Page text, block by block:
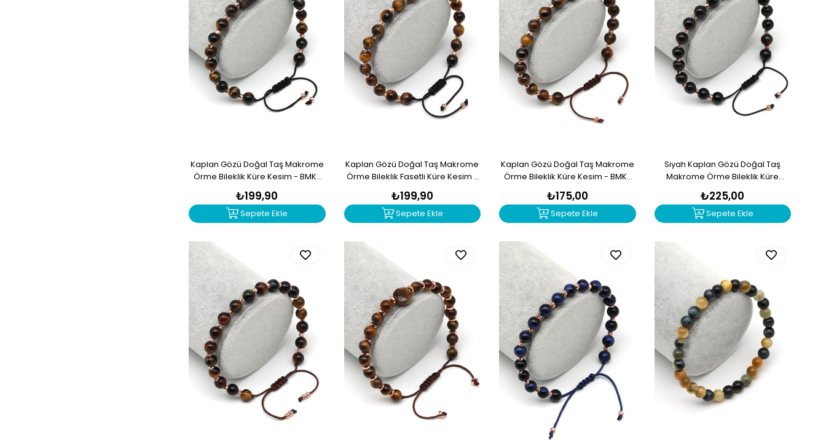
Kaplan Gözü Doğal Taş Makrome
Örme Bileklik Küre Kesim - BMK-
665
₺199,90
Sepete Ekle
Kaplan Gözü Doğal Taş Makrome
Örme Bileklik Fasetli Küre Kesim -
BMK-660
₺199,90
Sepete Ekle
Kaplan Gözü Doğal Taş Makrome
Örme Bileklik Küre Kesim - BMK-
₺175,00
Sepete Ekle
Siyah Kaplan Gözü Doğal Taş
Makrome Örme Bileklik Küre
Kesim - BMK-645
₺225,00
Sepete Ekle